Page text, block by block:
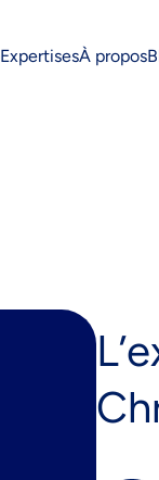
ExpertisesÀ propos